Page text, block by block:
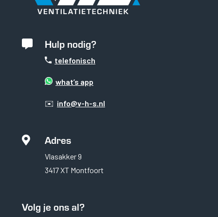
 Hulp nodig?
telefonisch
what’s app
✉️ info@v-h-s.nl
 Adres
Vlasakker 9
3417 XT Montfoort
Volg je ons al?